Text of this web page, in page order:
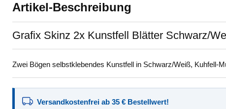
Artikel-Beschreibung
Grafix Skinz 2x Kunstfell Blätter Schwarz/
Zwei Bögen selbstklebendes Kunstfell in Schwarz/Weiß, Kuhfell-
Versandkostenfrei ab 35 € Bestellwert!